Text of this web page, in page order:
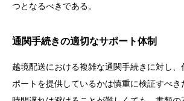
つとなるべきである。
通関手続きの適切なサポート体制
越境配送における複雑な通関手続きに対し
ポートを提供しているかは慎重に検証すべき